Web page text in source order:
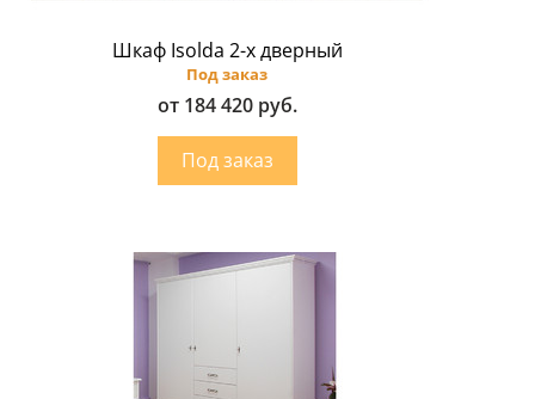
Шкаф Isolda 2-х дверный
Под заказ
от 184 420 руб.